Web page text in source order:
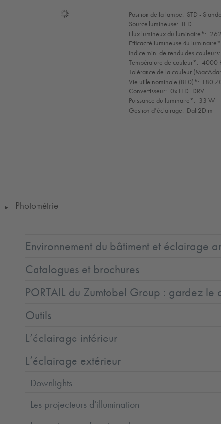
Sélection
de
mode
Position de la lampe: STD -
Source lumineuse: LED
Flux lumineux du luminaire*:
Efficacité lumineuse du
Indice min. de rendu des couleurs:
Température de couleur*: 4000
Tolérance de la couleur
Vie utile nominale (B10)*: L80
Convertisseur: 0x LED_DRV
Puissance du luminaire*: 33 W
Gestion d’éclairage: Dali2Dim
▶ Photométrie
Environnement du bâtiment et éclairage
Catalogues et brochures
PORTAIL du Zumtobel Group : gardez le
Outils
L’éclairage intérieur
L’éclairage extérieur
Downlights
Les projecteurs d'illumination